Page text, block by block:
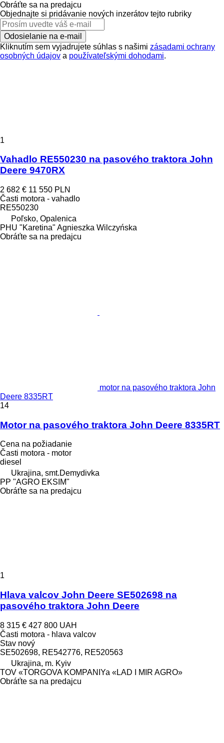
Obráťte sa na predajcu
Objednajte si pridávanie nových inzerátov tejto rubriky
Odosielanie na e-mail
Kliknutím sem vyjadrujete súhlas s našimi zásadami ochrany
osobných údajov a používateľskými dohodami.
1
Vahadlo RE550230 na pasového traktora John
Deere 9470RX
2 682 € 11 550 PLN
Časti motora - vahadlo
RE550230
Poľsko, Opalenica
PHU "Karetina" Agnieszka Wilczyńska
Obráťte sa na predajcu
motor na pasového traktora John
Deere 8335RT
14
Motor na pasového traktora John Deere 8335RT
Cena na požiadanie
Časti motora - motor
diesel
Ukrajina, smt.Demydivka
PP "AGRO EKSIM"
Obráťte sa na predajcu
1
Hlava valcov John Deere SE502698 na
pasového traktora John Deere
8 315 € 427 800 UAH
Časti motora - hlava valcov
Stav nový
SE502698, RE542776, RE520563
Ukrajina, m. Kyiv
TOV «TORGOVA KOMPANIYa «LAD I MIR AGRO»
Obráťte sa na predajcu